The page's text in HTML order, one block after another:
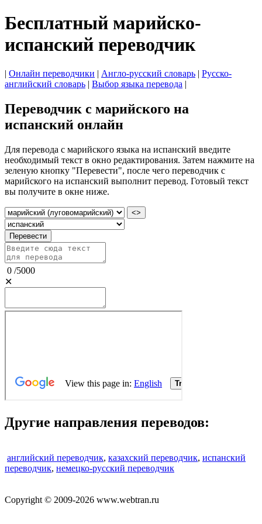
Бесплатный марийско-
испанский переводчик
| Онлайн переводчики | Англо-русский словарь | Русско-
английский словарь | Выбор языка перевода |
Переводчик с марийского на
испанский онлайн
Для перевода с марийского языка на испанский введите
необходимый текст в окно редактирования. Затем нажмите на
зеленую кнопку "Перевести", после чего переводчик с
марийского на испанский выполнит перевод. Готовый текст
вы получите в окне ниже.
<>
Перевести
0 /5000
✕
Другие направления переводов:
английский переводчик, казахский переводчик, испанский
переводчик, немецко-русский переводчик
Copyright © 2009-2026 www.webtran.ru